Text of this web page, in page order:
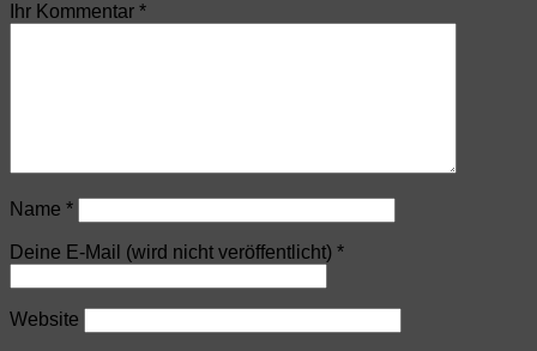
Ihr Kommentar *
Name *
Deine E-Mail (wird nicht veröffentlicht) *
Website